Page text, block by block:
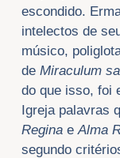
escondido.
intelectos de
músico,
de Miraculum
do que isso, foi
Igreja palavras
ReginaeAlma
segundo